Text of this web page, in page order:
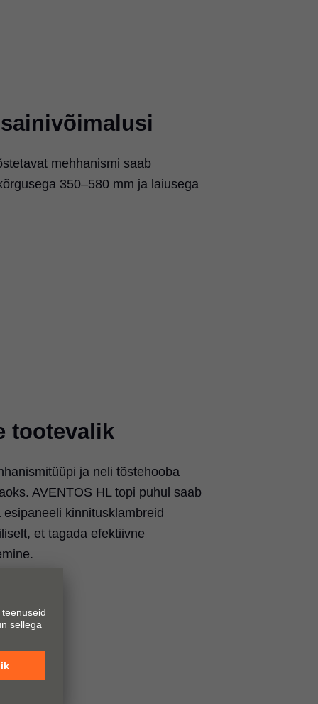
mehhanismi saab
350–580 mm ja laiusega
tootevalik
ja neli tõstehooba
AVENTOS HL topi puhul saab
kinnitusklambreid
et tagada efektiivne